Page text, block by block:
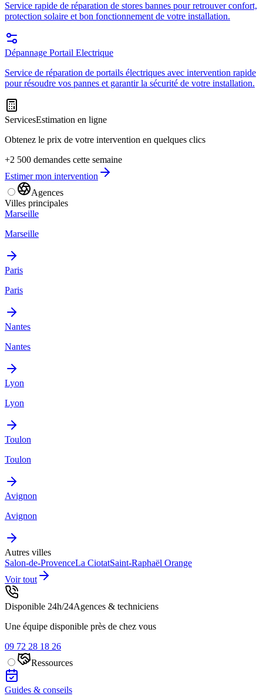
Service rapide de réparation de stores bannes pour retrouver confort,
protection solaire et bon fonctionnement de votre installation.
Dépannage Portail Electrique
Service de réparation de portails électriques avec intervention rapide
pour résoudre vos pannes et garantir la sécurité de votre installation.
ServicesEstimation en ligne
Obtenez le prix de votre intervention en quelques clics
+2 500 demandes cette semaine
Estimer mon intervention
Agences
Villes principales
Marseille
Marseille
Paris
Paris
Nantes
Nantes
Lyon
Lyon
Toulon
Toulon
Avignon
Avignon
Autres villes
Salon-de-ProvenceLa CiotatSaint-Raphaël Orange
Voir tout
Disponible 24h/24Agences & techniciens
Une équipe disponible près de chez vous
09 72 28 18 26
Ressources
Guides & conseils